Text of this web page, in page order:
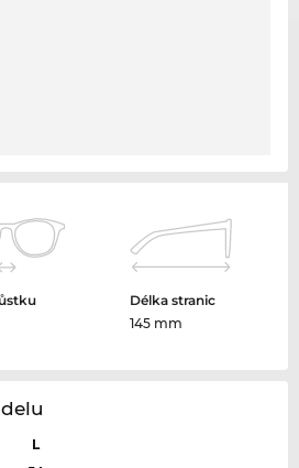
Délka stranic
145 mm
L